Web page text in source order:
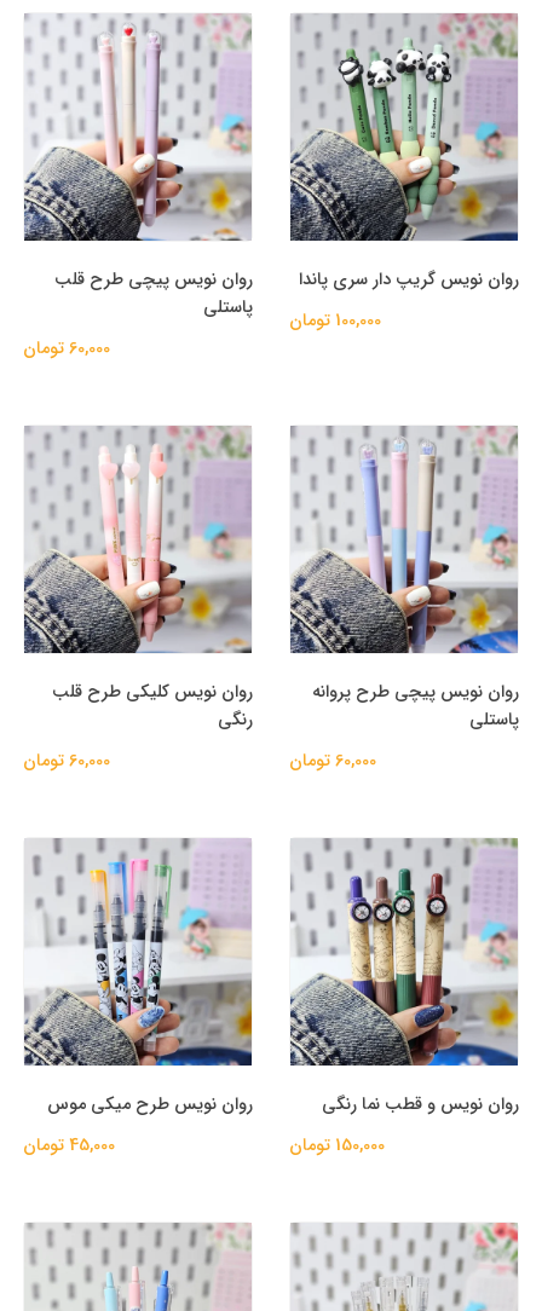
روان نویس گریپ دار سری پاندا
100,000 تومان
روان نویس پیچی طرح قلب
پاستلی
60,000 تومان
روان نویس پیچی طرح پروانه
پاستلی
60,000 تومان
روان نویس کلیکی طرح قلب
رنگی
60,000 تومان
روان نویس و قطب نما رنگی
150,000 تومان
روان نویس طرح میکی موس
45,000 تومان